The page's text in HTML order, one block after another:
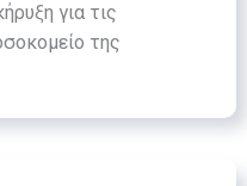
για τις
της